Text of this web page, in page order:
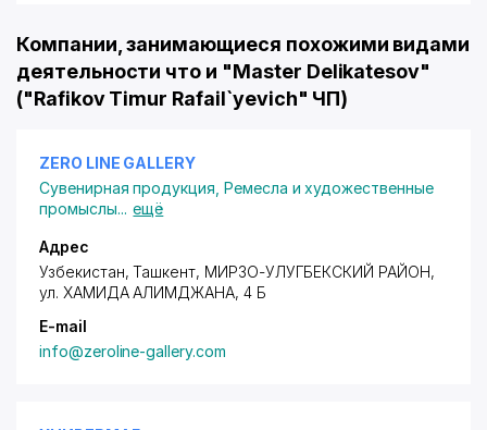
Компании, занимающиеся похожими видами
деятельности что и "Master Delikatesov"
("Rafikov Timur Rafail`yevich" ЧП)
ZERO LINE GALLERY
Сувенирная продукция Ремесла и художественные
промыслы... ещё
Адрес
Узбекистан, Ташкент, МИРЗО-УЛУГБЕКСКИЙ РАЙОН,
ул. ХАМИДА АЛИМДЖАНА, 4 Б
E-mail
info@zeroline-gallery.com